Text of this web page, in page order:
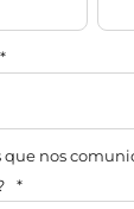
*
que nos
*